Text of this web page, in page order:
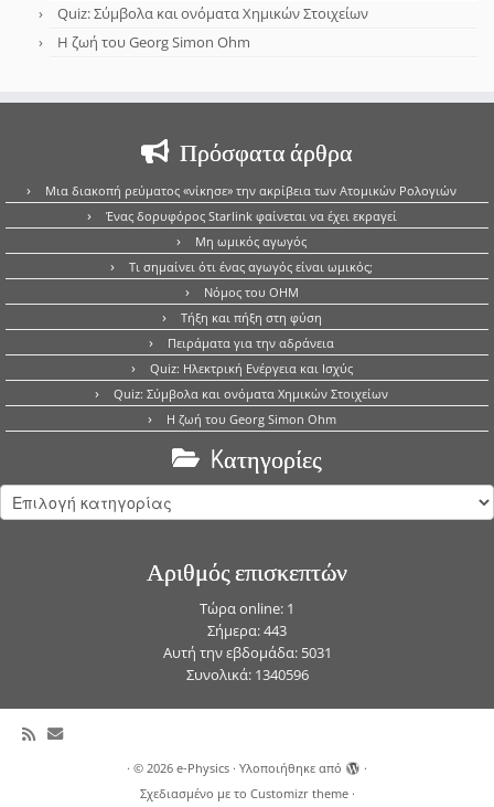
Quiz: Σύμβολα και ονόματα Χημικών Στοιχείων
Η ζωή του Georg Simon Ohm
Πρόσφατα άρθρα
Μια διακοπή ρεύματος «νίκησε» την ακρίβεια των Ατομικών Ρολογιών
Ένας δορυφόρος Starlink φαίνεται να έχει εκραγεί
Μη ωμικός αγωγός
Τι σημαίνει ότι ένας αγωγός είναι ωμικός;
Νόμος του OHM
Τήξη και πήξη στη φύση
Πειράματα για την αδράνεια
Quiz: Ηλεκτρική Ενέργεια και Ισχύς
Quiz: Σύμβολα και ονόματα Χημικών Στοιχείων
Η ζωή του Georg Simon Ohm
Kατηγορίες
Kατηγορίες
Αριθμός επισκεπτών
Τώρα online: 1
Σήμερα: 443
Αυτή την εβδομάδα: 5031
Συνολικά: 1340596
· © 2026 e-Physics · Υλοποιήθηκε από
·
Σχεδιασμένο με το Customizr theme·